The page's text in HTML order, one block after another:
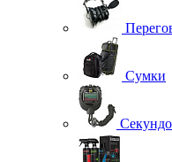
Сумки